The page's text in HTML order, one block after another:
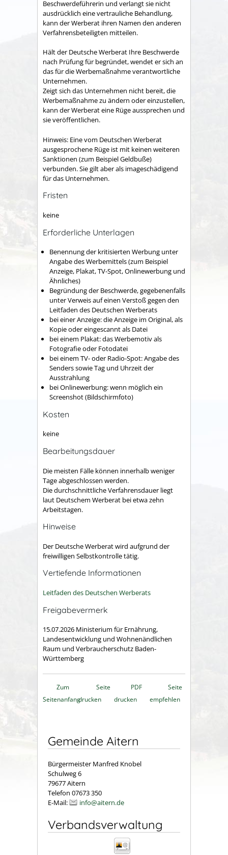
Beschwerdeführerin und verlangt sie nicht
ausdrücklich eine vertrauliche Behandlung,
kann der Werberat ihren Namen den anderen
Verfahrensbeteiligten mitteilen.
Hält der Deutsche Werberat Ihre Beschwerde
nach Prüfung für begründet, wendet er sich an
das für die Werbemaßnahme verantwortliche
Unternehmen.
Zeigt sich das Unternehmen nicht bereit, die
Werbemaßnahme zu ändern oder einzustellen,
kann der Werberat eine Rüge aussprechen und
sie veröffentlichen.
Hinweis: Eine vom Deutschen Werberat
ausgesprochene Rüge ist mit keinen weiteren
Sanktionen (zum Beispiel Geldbuße)
verbunden. Sie gilt aber als imageschädigend
für das Unternehmen.
Fristen
keine
Erforderliche Unterlagen
Benennung der kritisierten Werbung unter
Angabe des Werbemittels (zum Beispiel
Anzeige, Plakat, TV-Spot, Onlinewerbung und
Ähnliches)
Begründung der Beschwerde, gegebenenfalls
unter Verweis auf einen Verstoß gegen den
Leitfaden des Deutschen Werberats
bei einer Anzeige: die Anzeige im Original, als
Kopie oder eingescannt als Datei
bei einem Plakat: das Werbemotiv als
Fotografie oder Fotodatei
bei einem TV- oder Radio-Spot: Angabe des
Senders sowie Tag und Uhrzeit der
Ausstrahlung
bei Onlinewerbung: wenn möglich ein
Screenshot (Bildschirmfoto)
Kosten
keine
Bearbeitungsdauer
Die meisten Fälle können innerhalb weniger
Tage abgeschlossen werden.
Die durchschnittliche Verfahrensdauer liegt
laut Deutschem Werberat bei etwa zehn
Arbeitstagen.
Hinweise
Der Deutsche Werberat wird aufgrund der
freiwilligen Selbstkontrolle tätig.
Vertiefende Informationen
Leitfaden des Deutschen Werberats
Freigabevermerk
15.07.2026 Ministerium für Ernährung,
Landesentwicklung und Wohnenändlichen
Raum und Verbraucherschutz Baden-
Württemberg
Zum
Seitenanfang
Seite
drucken
PDF
drucken
Seite
empfehlen
Gemeinde Aitern
Bürgermeister Manfred Knobel
Schulweg 6
79677 Aitern
Telefon 07673 350
E-Mail:
info@aitern.de
Verbandsverwaltung